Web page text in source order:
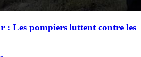
: Les pompiers luttent contre les